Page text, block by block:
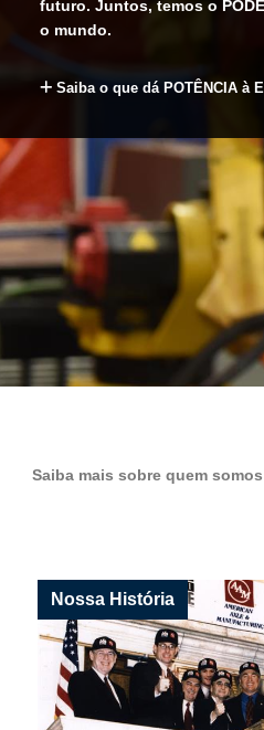
futuro. Juntos, temos o
o mundo.
Saiba o que dá POTÊNCIA à
Saiba mais sobre quem somos
Nossa História